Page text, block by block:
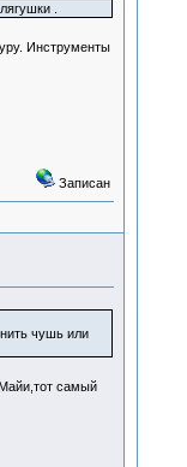
.
Инструменты
Записан
чушь или
самый